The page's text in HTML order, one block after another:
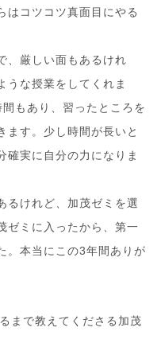
はコツコツ真面目にやる
、厳しい面もあるけれ
うな授業をしてくれま
もあり、習ったところを
ます。少し時間が長いと
確実に自分の力になりま
るけれど、加茂ゼミを選
ゼミに入ったから、第一
。本当にこの3年間ありが
まで教えてくださる加茂